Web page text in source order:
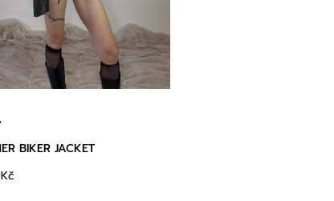
BIKER JACKET
Kč